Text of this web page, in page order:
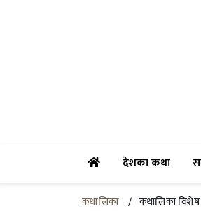
देशका कथा
कथालिका कथालिका विशेष